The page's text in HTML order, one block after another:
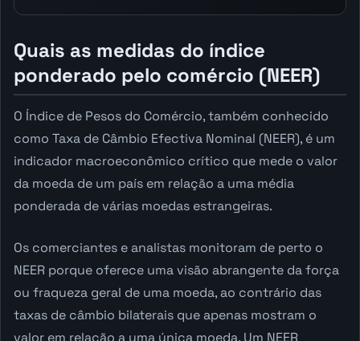
Quais as medidas do índice
ponderado pelo comércio (NEER)
O Índice de Pesos do Comércio, também conhecido
como Taxa de Câmbio Efectiva Nominal (NEER), é um
indicador macroeconômico crítico que mede o valor
da moeda de um país em relação a uma média
ponderada de várias moedas estrangeiras.
Os comerciantes e analistas monitoram de perto o
NEER porque oferece uma visão abrangente da força
ou fraqueza geral de uma moeda, ao contrário das
taxas de câmbio bilaterais que apenas mostram o
valor em relação a uma única moeda. Um NEER